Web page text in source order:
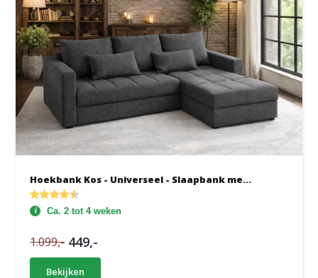
Hoekbank Kos - Universeel - Slaapbank me...
Ca. 2 tot 4 weken
1.099,- 449,-
Bekijken